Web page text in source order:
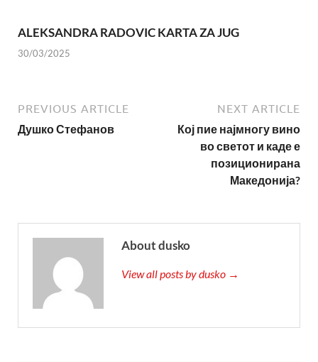
ALEKSANDRA RADOVIC KARTA ZA JUG
30/03/2025
PREVIOUS ARTICLE
Душко Стефанов
NEXT ARTICLE
Кој пие најмногу вино
во светот и каде е
позиционирана
Македонија?
About dusko
View all posts by dusko →